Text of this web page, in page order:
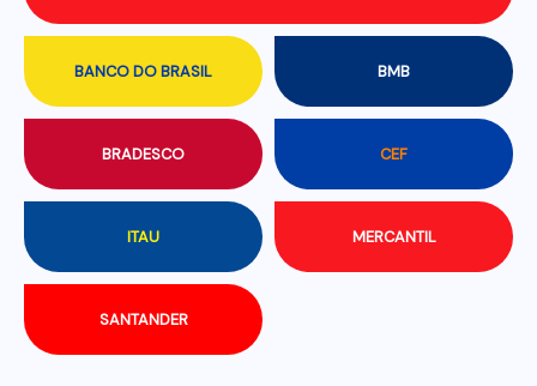
BANCO DO BRASIL BMB
BRADESCO CEF
ITAU MERCANTIL
SANTANDER